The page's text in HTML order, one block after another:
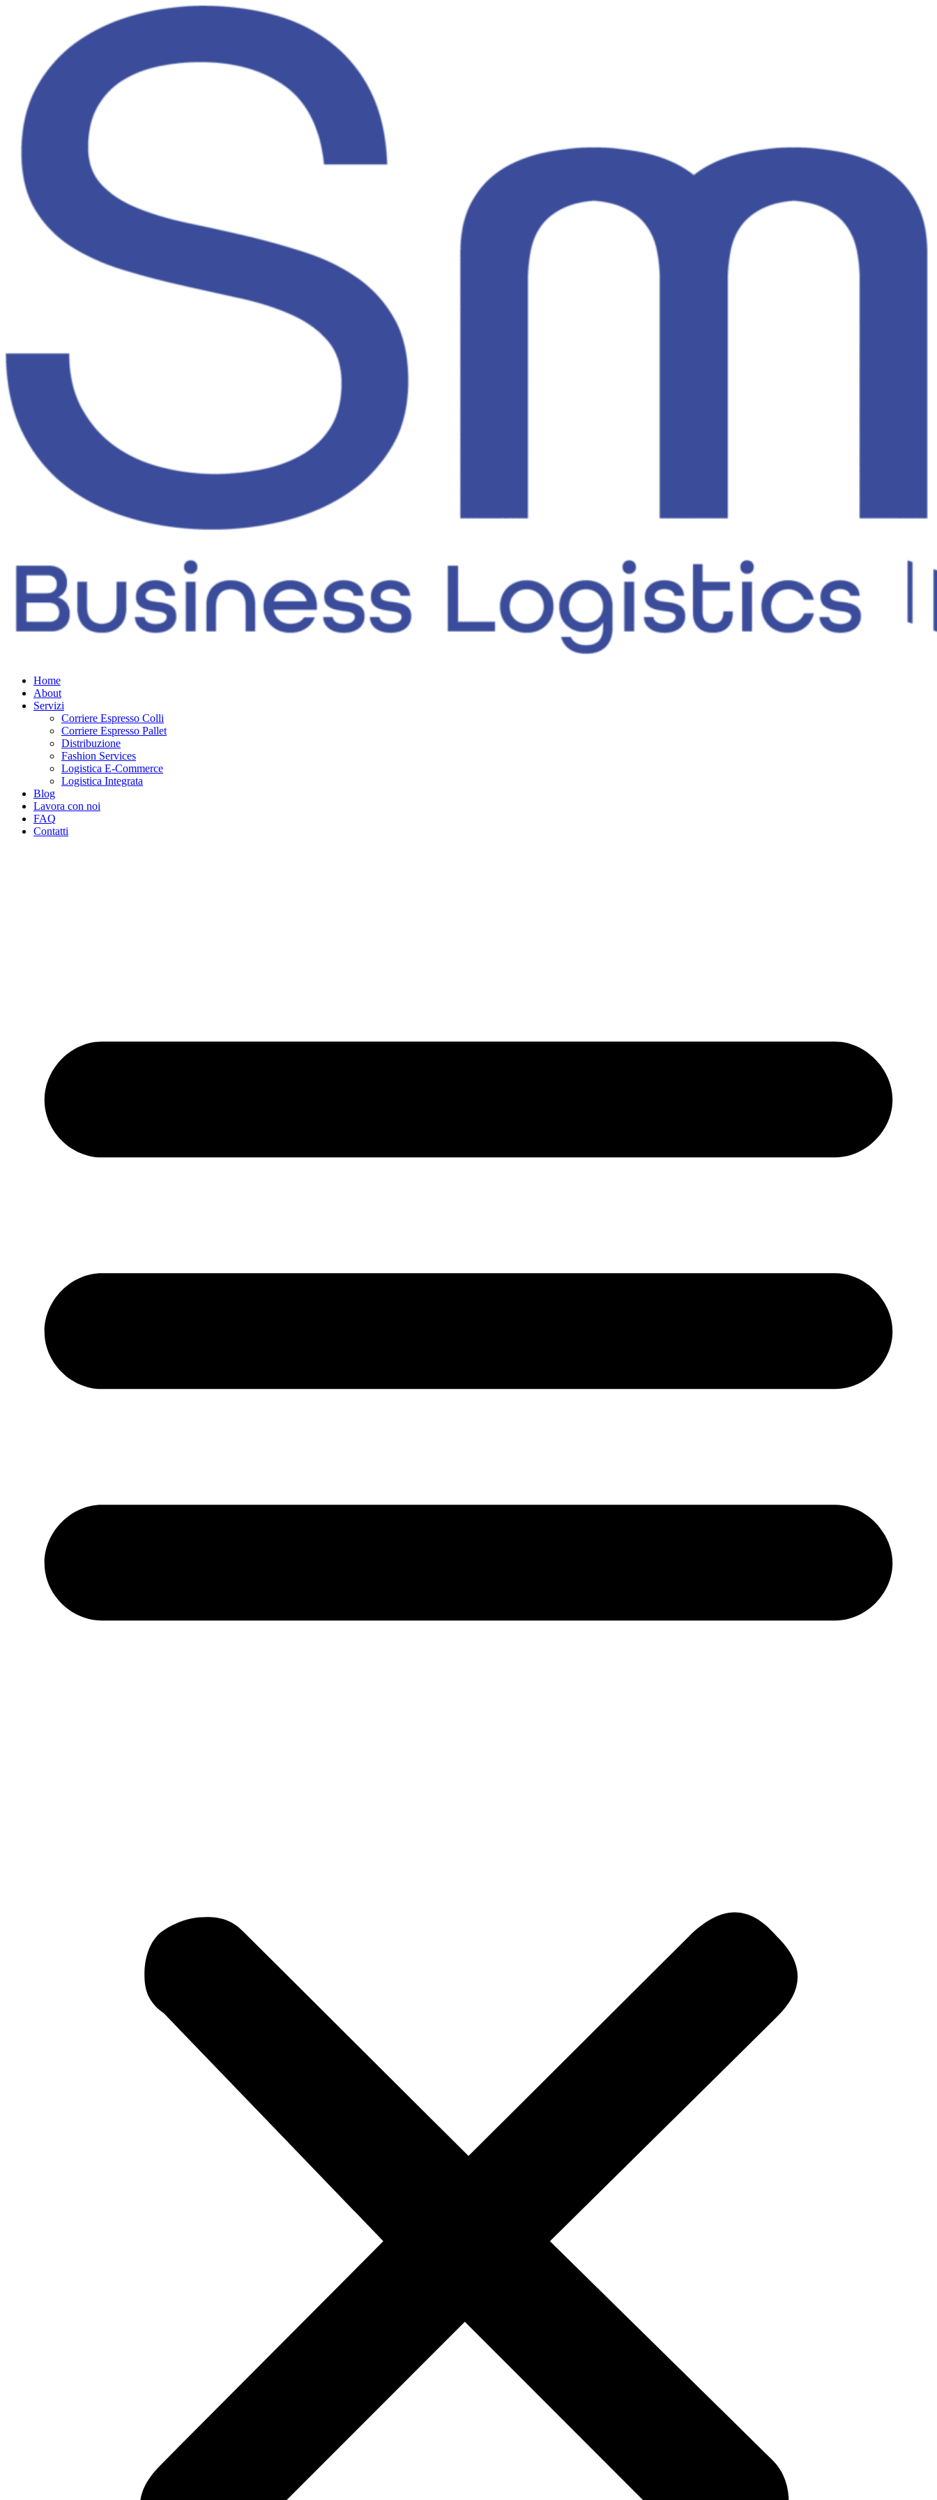
Home
About
Servizi
Corriere Espresso Colli
Corriere Espresso Pallet
Distribuzione
Fashion Services
Logistica E-Commerce
Logistica Integrata
Blog
Lavora con noi
FAQ
Contatti